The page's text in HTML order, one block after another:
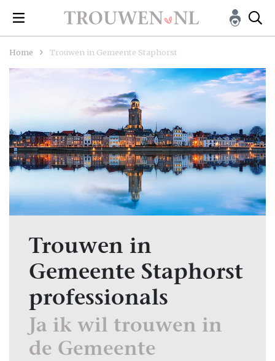
Home Trouwen in Gemeente Staphorst
Trouwen in
Gemeente Staphorst
professionals
Ja ik wil trouwen in
de Gemeente